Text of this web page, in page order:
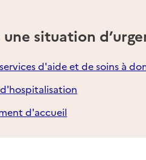
situation
d'aide et de soins à
d'accueil